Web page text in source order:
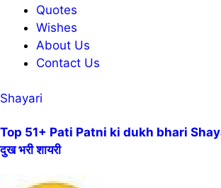
Quotes
Wishes
About Us
Contact Us
Shayari
Top 51+ Pati Patni ki dukh bhari
दुख भरी शायरी